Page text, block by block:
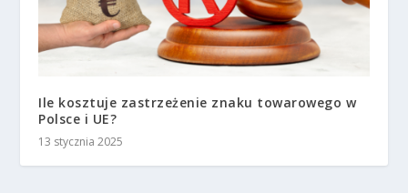
Ile kosztuje zastrzeżenie znaku towarowego w
Polsce i UE?
13 stycznia 2025